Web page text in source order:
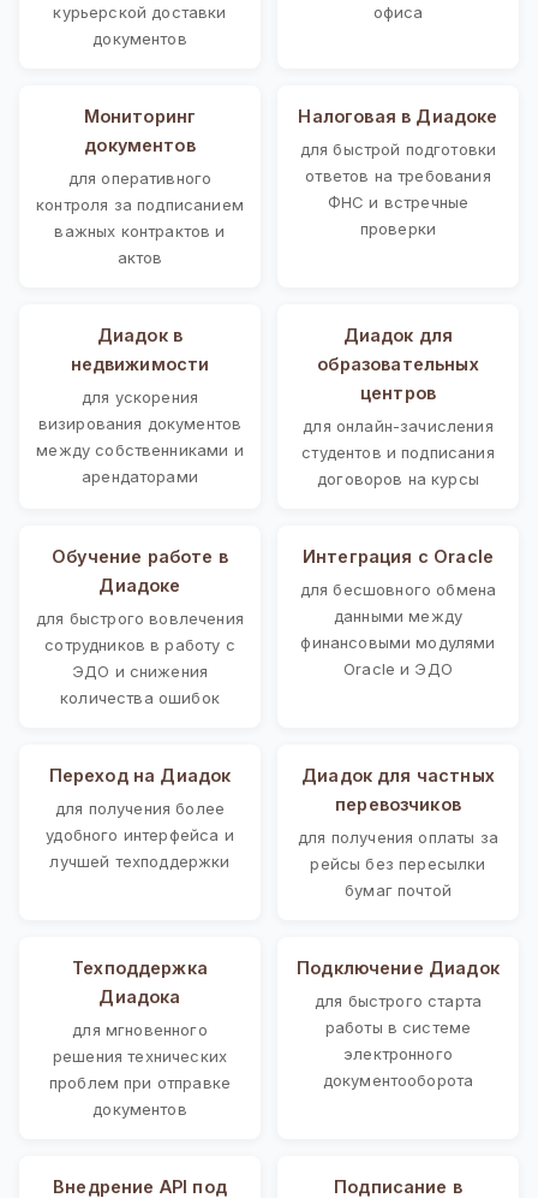
курьерской доставки
документов
офиса
Мониторинг
документов
для оперативного
контроля за подписанием
важных контрактов и
актов
Налоговая в Диадоке
для быстрой подготовки
ответов на требования
ФНС и встречные
проверки
Диадок в
недвижимости
для ускорения
визирования документов
между собственниками и
арендаторами
Диадок для
образовательных
центров
для онлайн-зачисления
студентов и подписания
договоров на курсы
Обучение работе в
Диадоке
для быстрого вовлечения
сотрудников в работу с
ЭДО и снижения
количества ошибок
Интеграция с Oracle
для бесшовного обмена
данными между
финансовыми модулями
Oracle и ЭДО
Переход на Диадок
для получения более
удобного интерфейса и
лучшей техподдержки
Диадок для частных
перевозчиков
для получения оплаты за
рейсы без пересылки
бумаг почтой
Техподдержка
Диадока
для мгновенного
решения технических
проблем при отправке
документов
Подключение Диадок
для быстрого старта
работы в системе
электронного
документооборота
Внедрение API под
Подписание в